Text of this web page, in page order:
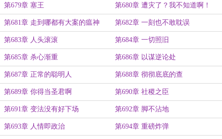
第679章 塞王 第680章 遭灾了？我不知道啊！
第681章 走到哪都有大案的瘟神 第682章 一刻也不敢耽误
第683章 人头滚滚 第684章 一切照旧
第685章 杀心渐重 第686章 以谋逆论处
第687章 正常的聪明人 第688章 彻彻底底的查
第689章 你得当圣君啊 第690章 社稷之臣
第691章 变法没有好下场 第692章 脚不沾地
第693章 人情即政治 第694章 重磅炸弹